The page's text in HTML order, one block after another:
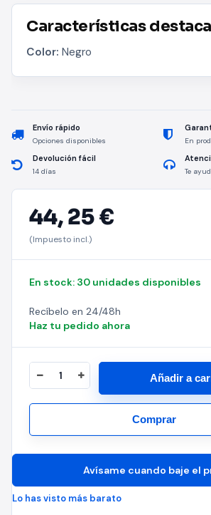
Características
Color: Negro
Envío rápido
Opciones disponibles En
Devolución fácil
14 días Te
44,25 €
(Impuesto incl.)
En stock: 30 unidades disponibles
Recíbelo en 24/48h
Haz tu pedido ahora
Añadir a
Comprar
Avísame cuando baje el
Lo has visto más barato